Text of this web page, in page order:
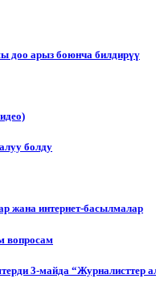
доо арыз боюнча билдирүү
болду
жана интернет-басылмалар
вопросам
3-майда “Журналисттер